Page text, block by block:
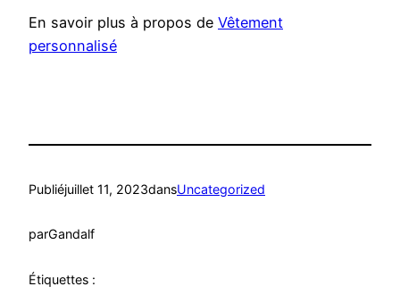
En savoir plus à propos de Vêtement
personnalisé
Publiéjuillet 11, 2023dansUncategorized
parGandalf
Étiquettes :